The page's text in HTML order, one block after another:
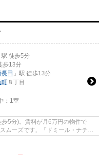
駅 徒歩5分
歩13分
長田 」駅 徒歩13分
町 ８丁目
： 1室
5分)。賃料が月6万円の物件で
ムーズです。「ドミール・ナチュ